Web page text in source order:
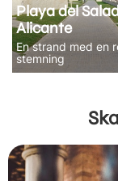
Playa del
Alicante
En strand med en
stemning